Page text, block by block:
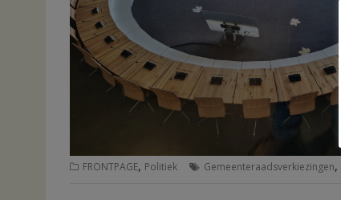
FRONTPAGE, Politiek Gemeenteraadsverkiezingen,